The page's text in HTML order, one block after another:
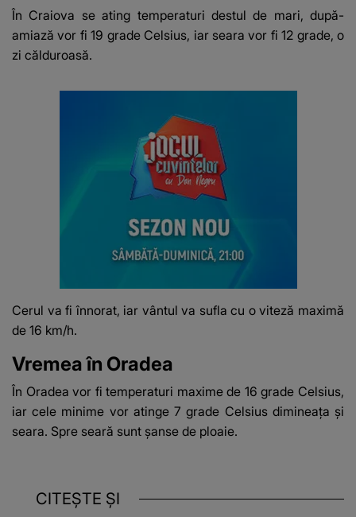
În Craiova se ating temperaturi destul de mari, după-
amiază vor fi 19 grade Celsius, iar seara vor fi 12 grade, o
zi călduroasă.
Cerul va fi înnorat, iar vântul va sufla cu o viteză maximă
de 16 km/h.
Vremea în Oradea
În Oradea vor fi temperaturi maxime de 16 grade Celsius,
iar cele minime vor atinge 7 grade Celsius dimineața și
seara. Spre seară sunt șanse de ploaie.
CITEȘTE ȘI